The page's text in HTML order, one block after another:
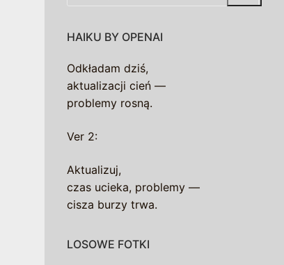
HAIKU BY OPENAI
Odkładam dziś,
aktualizacji cień —
problemy rosną.
Ver 2:
Aktualizuj,
czas ucieka, problemy —
cisza burzy trwa.
LOSOWE FOTKI